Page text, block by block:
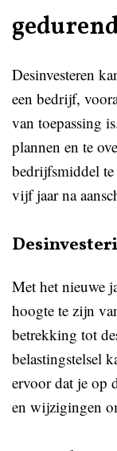
Desinvesteren
een bedrijf,
van toepassing
plannen en te
bedrijfsmiddel te
vijf jaar na
Met het nieuwe
hoogte te zijn
betrekking tot
belastingstelsel
ervoor dat je op
en wijzigingen